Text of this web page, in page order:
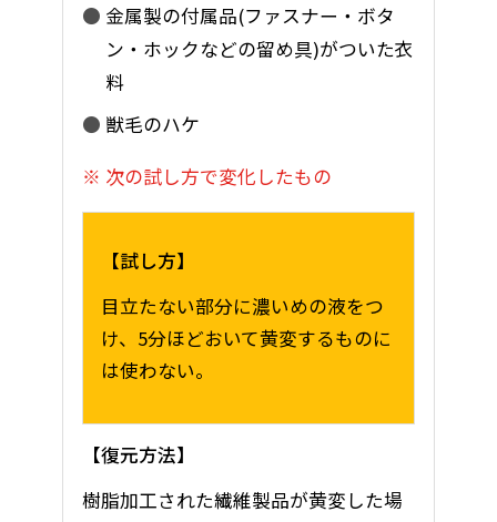
金属製の付属品(ファスナー・ボタ
ン・ホックなどの留め具)がついた衣
料
獣毛のハケ
次の試し方で変化したもの
試し方
目立たない部分に濃いめの液をつ
け、5分ほどおいて黄変するものに
は使わない。
復元方法
樹脂加工された繊維製品が黄変した場